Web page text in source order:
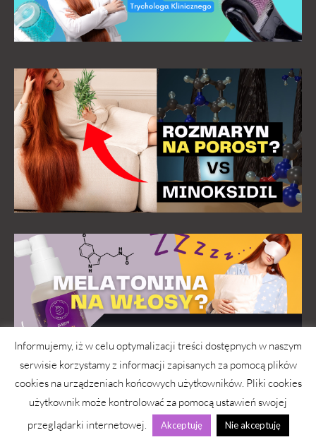
wwwlosy.pl 2026 © Copyright
Informujemy, iż w celu optymalizacji treści dostępnych w naszym
serwisie korzystamy z informacji zapisanych za pomocą plików
cookies na urządzeniach końcowych użytkowników. Pliki cookies
użytkownik może kontrolować za pomocą ustawień swojej
przeglądarki internetowej.
Akceptuję Nie akceptuję